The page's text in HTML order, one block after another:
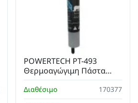
Διαθέσιμο 170377
POWERTECH PT-493
Θερμοαγώγιμη Πάστα
Super Series 30gr